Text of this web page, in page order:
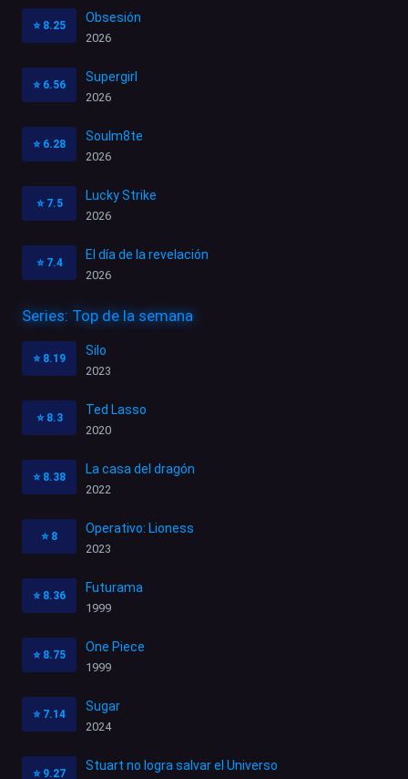
⭐ 8.25
Obsesión
2026
⭐ 6.56
Supergirl
2026
⭐ 6.28
Soulm8te
2026
⭐ 7.5
Lucky Strike
2026
⭐ 7.4
El día de la revelación
2026
Series: Top de la semana
⭐ 8.19
Silo
2023
⭐ 8.3
Ted Lasso
2020
⭐ 8.38
La casa del dragón
2022
⭐ 8
Operativo: Lioness
2023
⭐ 8.36
Futurama
1999
⭐ 8.75
One Piece
1999
⭐ 7.14
Sugar
2024
⭐ 9.27
Stuart no logra salvar el Universo